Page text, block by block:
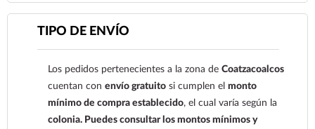
Para esta forma de pago el cliente deberá enviar su
comprobante de pago a al siguiente correo
nuestro
921 261 8491
TIPO DE ENVÍO
Los pedidos pertenecientes a la zona deCoatzacoalcos
cuentan conenvío gratuito si cumplen elmonto
mínimo de compra establecido, el cual varía según la
colonia. Puedes consultar los montos mínimos y